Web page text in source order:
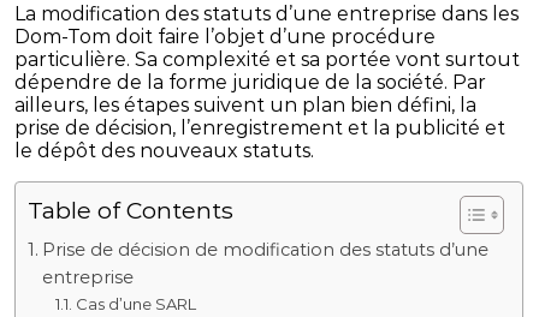
La modification des statuts d’une entreprise dans les
Dom-Tom doit faire l’objet d’une procédure
particulière. Sa complexité et sa portée vont surtout
dépendre de la forme juridique de la société. Par
ailleurs, les étapes suivent un plan bien défini, la
prise de décision, l’enregistrement et la publicité et
le dépôt des nouveaux statuts.
Table of Contents
Prise de décision de modification des statuts d’une
entreprise
Cas d’une SARL